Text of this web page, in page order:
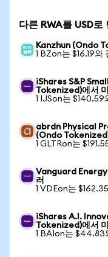
다른 RWA를 USD로
Kanzhun (Ondo
1 BZon는 $16.19와
iShares S&P
Tokenized)에서
1 IJSon는 $140.59
abrdn Physical
(Ondo
1 GLTRon는
Vanguard Energy
러
1 VDEon는
iShares A.I.
Tokenized)에서
1 BAIon는 $44.83